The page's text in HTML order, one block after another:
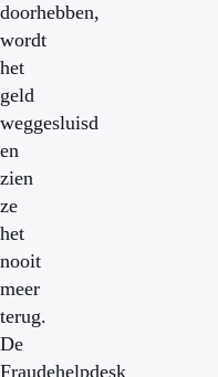
doorhebben,
wordt
het
geld
weggesluisd
en
zien
ze
het
nooit
meer
terug.
De
Fraudehelpdesk